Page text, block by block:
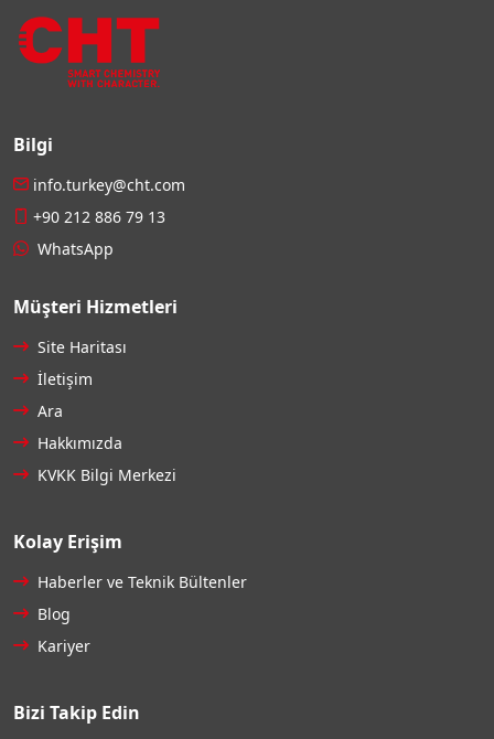
Bilgi
info.turkey@cht.com
+90 212 886 79 13
WhatsApp
Müşteri Hizmetleri
Site Haritası
İletişim
Ara
Hakkımızda
KVKK Bilgi Merkezi
Kolay Erişim
Haberler ve Teknik Bültenler
Blog
Kariyer
Bizi Takip Edin